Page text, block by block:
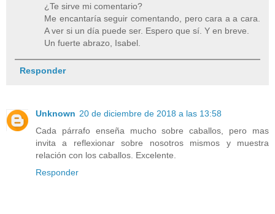
¿Te sirve mi comentario?
Me encantaría seguir comentando, pero cara a a cara.
A ver si un día puede ser. Espero que sí. Y en breve.
Un fuerte abrazo, Isabel.
Responder
Unknown 20 de diciembre de 2018 a las 13:58
Cada párrafo enseña mucho sobre caballos, pero mas
invita a reflexionar sobre nosotros mismos y muestra
relación con los caballos. Excelente.
Responder